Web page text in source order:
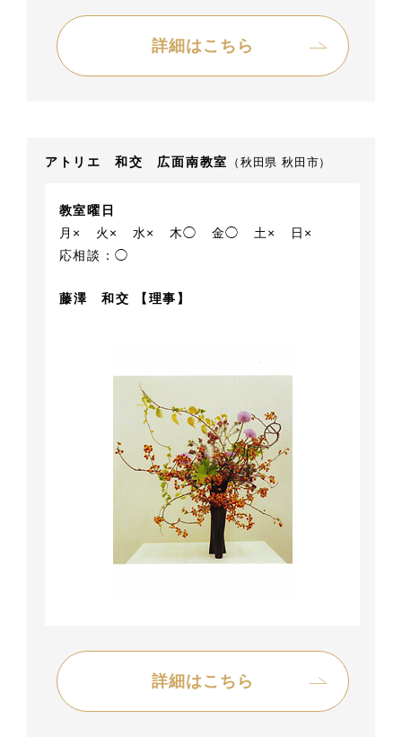
詳細はこちら
アトリエ 和交 広面南教室 （秋田県 秋田市）
教室曜日
月×
火× 水× 木◯ 金◯ 土×
日×
応相談：◯
藤澤 和交 【理事】
詳細はこちら